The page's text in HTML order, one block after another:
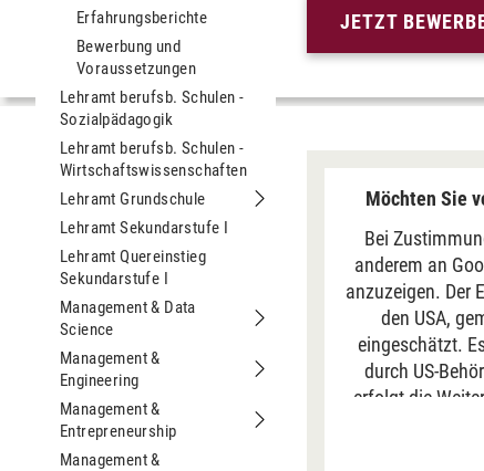
Erfahrungsberichte
Bewerbung und
Voraussetzungen
Lehramt berufsb. Schulen -
Sozialpädagogik
Lehramt berufsb. Schulen -
Wirtschaftswissenschaften
Lehramt Grundschule
Untermenu Lehramt Grundschule
Lehramt Sekundarstufe I
Lehramt Quereinstieg
Sekundarstufe I
Management & Data
Science
Untermenu Management & Data
Management &
Engineering
Untermenu Management &
Management &
Entrepreneurship
Untermenu Management &
Management &
JETZT
Möchten Sie
Bei
anderem an
anzuzeigen. Der
den USA,
eingeschätzt.
durch US-
erfolgt die
„Immer“ erfolgt
auf unserer